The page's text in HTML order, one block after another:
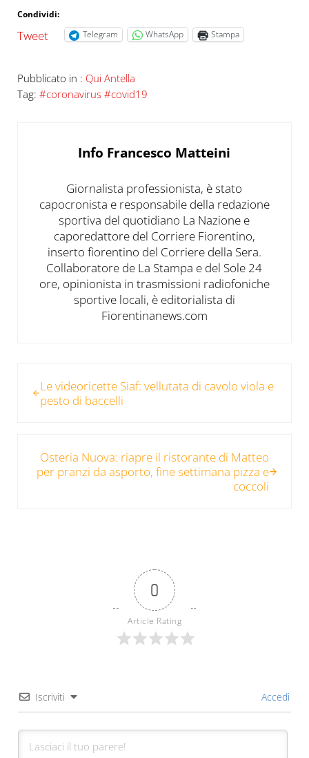
Condividi:
Tweet Telegram WhatsApp Stampa
Pubblicato in : Qui Antella
Tag: #coronavirus #covid19
Info Francesco Matteini
Giornalista professionista, è stato
capocronista e responsabile della redazione
sportiva del quotidiano La Nazione e
caporedattore del Corriere Fiorentino,
inserto fiorentino del Corriere della Sera.
Collaboratore de La Stampa e del Sole 24
ore, opinionista in trasmissioni radiofoniche
sportive locali, è editorialista di
Fiorentinanews.com
Le videoricette Siaf: vellutata di cavolo viola e
pesto di baccelli
Osteria Nuova: riapre il ristorante di Matteo
per pranzi da asporto, fine settimana pizza e
coccoli
0
Article Rating
Iscriviti Accedi